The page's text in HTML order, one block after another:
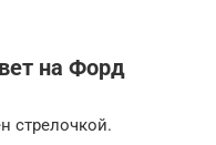
на Форд
стрелочкой.